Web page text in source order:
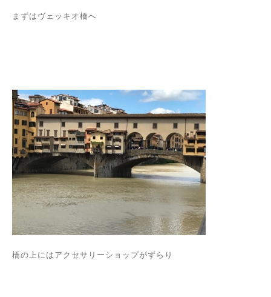
まずはヴェッキオ橋へ
橋の上にはアクセサリーショップがずらり